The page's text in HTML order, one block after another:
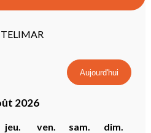
Aujourd'hui
2026
jeu. ven. sam.
dim.